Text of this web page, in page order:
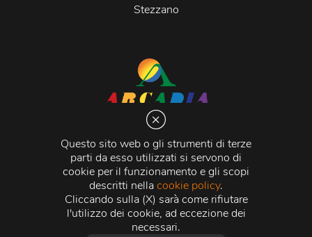
Questo sito web o gli strumenti di terze
parti da esso utilizzati si servono di
cookie per il funzionamento e gli scopi
descritti nellacookie policy.
Cliccando sulla (X) sarà come rifiutare
l'utilizzo dei cookie, ad eccezione dei
necessari.
Stezzano
Via Martiri della Libertà 20066 Melzo (MI)
C.C.I.A.A. - R.E.A di Milano n. 1427910
Registro delle Imprese di Milano n. 338392 -
Fiscale e Partita Iva11015840157 | Capitale Sociale
500.000,00 i.v.
Credits:Crea Informatica S.r.l. 2026 © Tutti i diritti
riservati.